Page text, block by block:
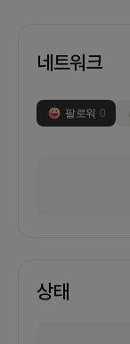
네트워크
팔로워 0
상태